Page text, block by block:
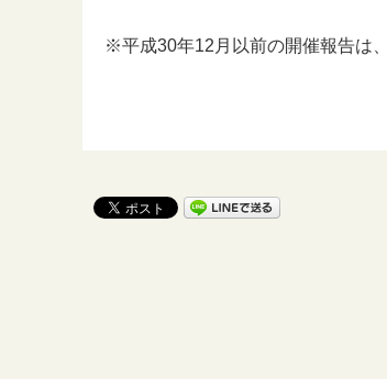
※平成30年12月以前の開催報告は、